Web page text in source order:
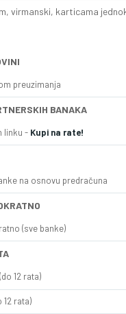
virmanski, karticama
preuzimanja
BANAKA
linku - Kupi na rate!
na osnovu predračuna
(sve banke)
12 rata)
12 rata)